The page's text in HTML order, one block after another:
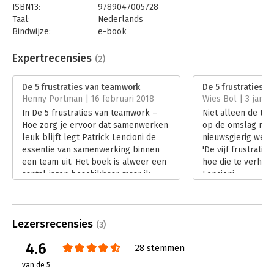
ISBN13:
9789047005728
Taal:
Nederlands
Bindwijze:
e-book
Bestandsformaat:
epub
Uitgever:
Business Contact
Druk:
1
Verschijningsdatum:
19-6-2012
Hoofdrubriek: Personeelsmanagement
Expertrecensies (2)
De 5 frustraties van teamwork
Henny Portman | 16 februari 2018
In De 5 frustraties van teamwork –
Hoe zorg je ervoor dat samenwerken
leuk blijft legt Patrick Lencioni de
essentie van samenwerking binnen
een team uit. Het boek is alweer een
aantal jaren beschikbaar maar ik
zodat mijn nieuwsgierigheid
zijn plaats is.
Lees verder
De 5 frustraties
Wies Bol | 3
Niet alleen de
op de omslag
nieuwsgierig
'De vijf
hoe die te
Lencioni.
Lezersrecensies (3)
4.6
van de 5
28 stemmen